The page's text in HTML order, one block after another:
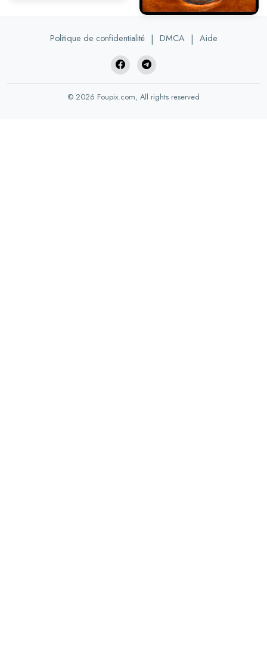
Politique de confidentialité | DMCA | Aide
© 2026 Foupix.com, All rights reserved